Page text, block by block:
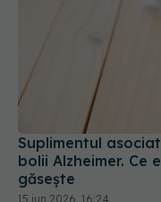
Suplimentul
bolii Alzheimer. Ce
15 iun 2026, 16:24